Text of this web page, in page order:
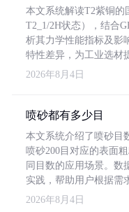
本文系统解读T2紫铜的
T2_1/2H状态），结合
析其力学性能指标及影
特性差异，为工业选材
2026年8月4日
喷砂都有多少目
本文系统介绍了喷砂目
喷砂200目对应的表面
同目数的应用场景。数
实践，帮助用户根据需
2026年8月4日